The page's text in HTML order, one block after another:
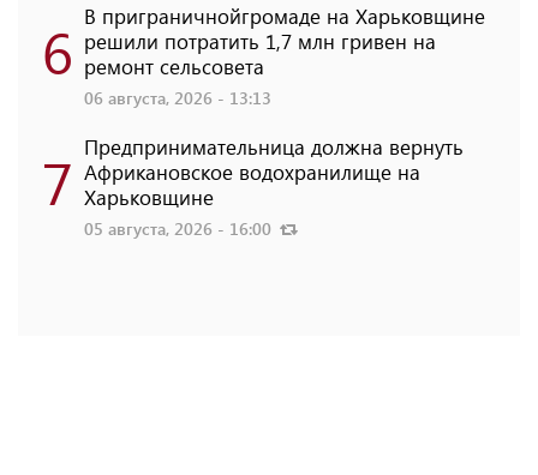
6 В приграничнойгромаде на Харьковщине
решили потратить 1,7 млн ​​гривен на
ремонт сельсовета
06 августа, 2026 - 13:13
7 Предпринимательница должна вернуть
Африкановское водохранилище на
Харьковщине
05 августа, 2026 - 16:00